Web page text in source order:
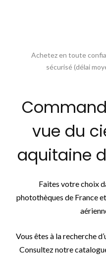
Achetez en toute
sécurisé (délai
vue du
aquitaine
Faites votre choix
photothèques de France
Vous êtes à la recherche
Consultez notre